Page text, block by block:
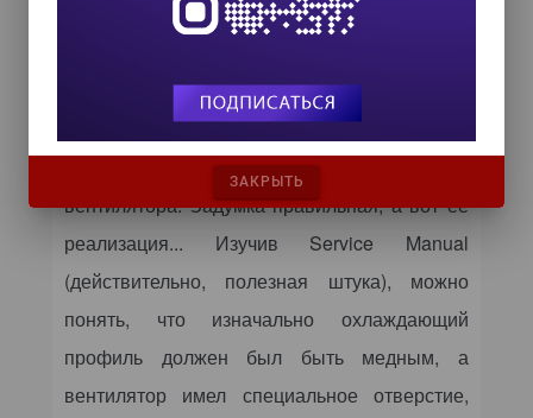
Теперь пару слов об охлаждении. Эта
профиль, размещенный на кристаллах ЦПУ
и южного моста (ЮМ), по центру которого
направлен поток воздуха, поступающий от
вентилятора. Задумка правильная, а вот ее
реализация... Изучив Service Manual
(действительно, полезная штука), можно
понять, что изначально охлаждающий
профиль должен был быть медным, а
вентилятор имел специальное отверстие,
ЗАКРЫТЬ